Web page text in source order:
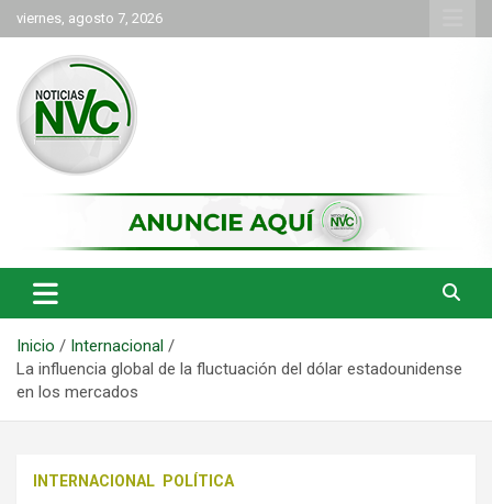
Saltar
al
contenido
viernes, agosto 7, 2026
NVC Noticias
Inicio
Internacional
La influencia global de la fluctuación del dólar estadounidense
en los mercados
INTERNACIONAL POLÍTICA